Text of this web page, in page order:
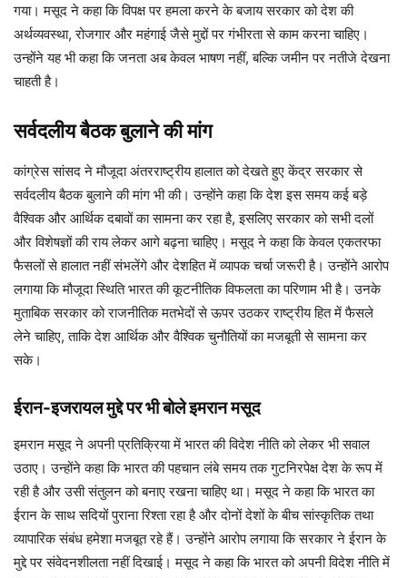
गया। मसूद ने कहा कि विपक्ष पर हमला करने के बजाय सरकार को देश की
अर्थव्यवस्था, रोजगार और महंगाई जैसे मुद्दों पर गंभीरता से काम करना चाहिए।
उन्होंने यह भी कहा कि जनता अब केवल भाषण नहीं, बल्कि जमीन पर नतीजे देखना
चाहती है।
सर्वदलीय बैठक बुलाने की मांग
कांग्रेस सांसद ने मौजूदा अंतरराष्ट्रीय हालात को देखते हुए केंद्र सरकार से
सर्वदलीय बैठक बुलाने की मांग भी की। उन्होंने कहा कि देश इस समय कई बड़े
वैश्विक और आर्थिक दबावों का सामना कर रहा है, इसलिए सरकार को सभी दलों
और विशेषज्ञों की राय लेकर आगे बढ़ना चाहिए। मसूद ने कहा कि केवल एकतरफा
फैसलों से हालात नहीं संभलेंगे और देशहित में व्यापक चर्चा जरूरी है। उन्होंने आरोप
लगाया कि मौजूदा स्थिति भारत की कूटनीतिक विफलता का परिणाम भी है। उनके
मुताबिक सरकार को राजनीतिक मतभेदों से ऊपर उठकर राष्ट्रीय हित में फैसले
लेने चाहिए, ताकि देश आर्थिक और वैश्विक चुनौतियों का मजबूती से सामना कर
सके।
ईरान-इजरायल मुद्दे पर भी बोले इमरान मसूद
इमरान मसूद ने अपनी प्रतिक्रिया में भारत की विदेश नीति को लेकर भी सवाल
उठाए। उन्होंने कहा कि भारत की पहचान लंबे समय तक गुटनिरपेक्ष देश के रूप में
रही है और उसी संतुलन को बनाए रखना चाहिए था। मसूद ने कहा कि भारत का
ईरान के साथ सदियों पुराना रिश्ता रहा है और दोनों देशों के बीच सांस्कृतिक तथा
व्यापारिक संबंध हमेशा मजबूत रहे हैं। उन्होंने आरोप लगाया कि सरकार ने ईरान के
मुद्दे पर संवेदनशीलता नहीं दिखाई। मसूद ने कहा कि भारत को अपनी विदेश नीति में